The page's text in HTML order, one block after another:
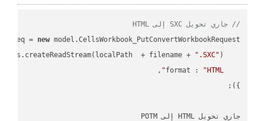
// جاري تحويل SXC إلى HTML
req = new
: fs.createReadStream(localPath  + filename +
".SXC"
format : "HTML"
جاري تحويل HTML إلى POTM